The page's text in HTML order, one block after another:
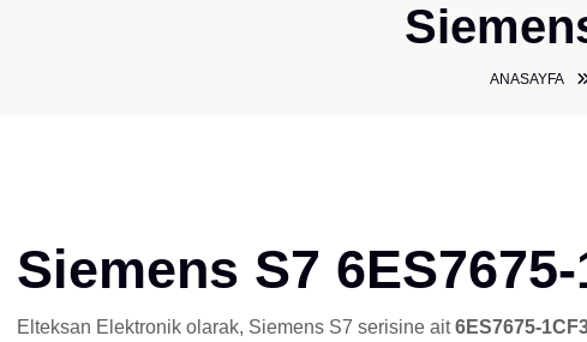
ANASAYFA
Siemens S7
Elteksan Elektronik olarak, Siemens S7 serisine ait6ES7675-